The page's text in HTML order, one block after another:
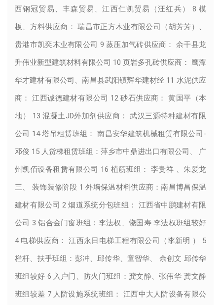
西钢冠贸易、丰森贸易、江西仁凯贸易（汪红兵） 8 模
板、方料供应商： 瑞昌市正方木业有限公司（胡芳芳）、
贵港市凯奕木业有限公司 9 蒸压加气砖供应商： 余干县龙
升伟业新型建筑材料有限公司 10 页岩多孔砖供应商： 鹰潭
华才建材有限公司、南昌县武阳镇辉华建材经 11 水泥供应
商： 江西诚德建材有限公司 12 砂石供应商： 黄国平（本
地） 13 混凝土JD外加剂供应商： 武汉三源特种建材有限
公司 14 塔吊租赁班组： 南昌安华建筑机械租赁有限公司-
邓俊 15 人货梯租赁班组：萍乡市中鼎进出口有限公司、 广
州凯佰设备租赁有限公司 16 植筋班组： 李贵祥 、朱爱龙
三、 装饰装修阶段 1 外墙保温材料供应商：南昌博昌保温
建材有限公司 2 烟道系统分包班组： 江西省中鹏建材有限
公司 3 铝合金门窗班组：李法权、饶国寿 李法权班组较好
4 电梯供应商： 江西永日电梯工程有限公司（李新明 ） 5
栏杆、扶手班组：彭冲、邱传华、童智华、 余创文 邱传华
班组较好 6 入户门、防火门班组：龚文静、张伟华 龚文静
班组较差 7 人防设施系统班组： 江西中大人防设备有限公